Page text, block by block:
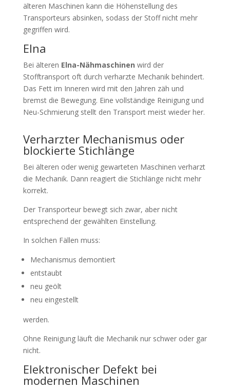
älteren Maschinen kann die Höhenstellung des
Transporteurs absinken, sodass der Stoff nicht mehr
gegriffen wird.
Elna
Bei älteren Elna-Nähmaschinen wird der
Stofftransport oft durch verharzte Mechanik behindert.
Das Fett im Inneren wird mit den Jahren zäh und
bremst die Bewegung. Eine vollständige Reinigung und
Neu-Schmierung stellt den Transport meist wieder her.
Verharzter Mechanismus oder
blockierte Stichlänge
Bei älteren oder wenig gewarteten Maschinen verharzt
die Mechanik. Dann reagiert die Stichlänge nicht mehr
korrekt.
Der Transporteur bewegt sich zwar, aber nicht
entsprechend der gewählten Einstellung.
In solchen Fällen muss:
Mechanismus demontiert
entstaubt
neu geölt
neu eingestellt
werden.
Ohne Reinigung läuft die Mechanik nur schwer oder gar
nicht.
Elektronischer Defekt bei
modernen Maschinen